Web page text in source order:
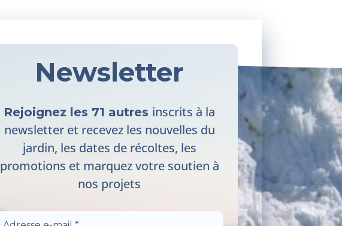
Newsletter
Rejoignez les 71 autres inscrits à la
newsletter et recevez les nouvelles du
jardin, les dates de récoltes, les
promotions et marquez votre soutien à
nos projets